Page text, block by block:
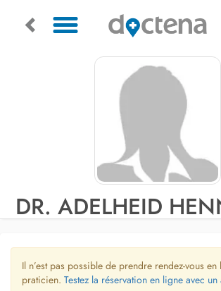
DR. ADELHEID
Il n’est pas possible de prendre rendez-vous
praticien. Testez la réservation en ligne avec